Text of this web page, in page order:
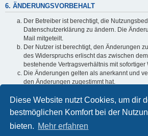
Diese Website nutzt Cookies, um dir
bestmöglichen Komfort bei der
bieten. Mehr erfahren
6. ÄNDERUNGSVORBEHALT
Der Betreiber ist berechtigt, die
Datenschutzerklärung zu ändern. Die
Mail mitgeteilt.
Der Nutzer ist berechtigt, den Änderungen
des Widerspruchs erlischt das zwischen
bestehende Vertragsverhältnis mit sofortiger
Die Änderungen gelten als anerkannt und
den Änderungen zugestimmt hat.
Informationen über den Umgang mit
sind in der Datenschutzerklärung enthalten.